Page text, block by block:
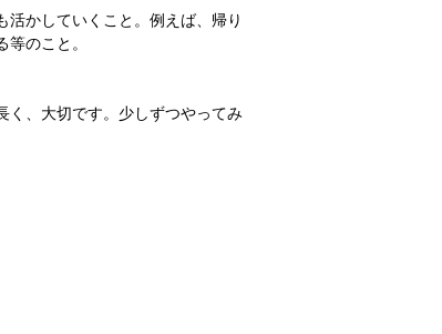
活かしていくこと。例えば、帰り
のこと。
く、大切です。少しずつやってみ